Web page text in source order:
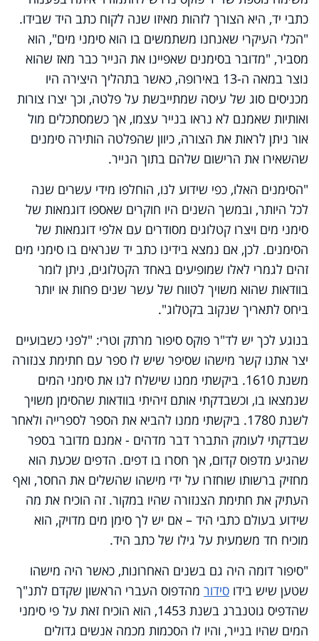
כתבי יד, היא הצורך לזהות מאיזו שנה לקוח כתב היד שבידו.
"הכלי העיקרי שאנחנו משתמשים בו הוא סימני מים", הוא
מסביר, "מדובר בסימנים שאפיינו את הנייר כבר מאז שהוא
נוצר במאה ה-13 באירופה, כאשר בתהליך היצירה היו
מכניסים סוג של עיסה שמתייבשת על פלטה, וכך יצרו צורות
ואותיות שאמנם לא נראו בנייר עצמו, אך כשמסתכלים מול
אור ניתן לראות את הצורה, כיוון שהפלטה הותירה סימנים
שהשאירו את הרישום שלהם בתוך הנייר.
"הסימנים האלו, כפי שידוע לנו, הוחלפו מידי עשרים שנה
לכל היותר, ובמשך השנים היו חוקרים שאספו דוגמאות של
סימני מים ויצרו קטלוגים מסודרים עם אלפי דוגמאות של
הסימנים. לכן, אם נמצא בידינו כתב יד שנראים בו סימני מים
זהים לגמרי לאלו שמופיעים באחד הקטלוגים, ניתן לומר
בוודאות שהוא משויך לטווח של עשר שנים פחות או יותר
ביחס לתאריך שנקוב בקטלוג".
בנוגע לכך יש לד"ר פוקס סיפור מרתק וטרי: "לפני כשבועיים
יצר אתנו קשר מישהו שסיפר שיש לו ספר עם חתימת צנזורה
משנת 1610. ביקשתי ממנו שישלח לנו את סימני המים
שנמצאו בו, וכשבדקתי אותם זיהיתי בוודאות שהסימן משויך
לשנת 1780. ביקשתי ממנו להביא את הספר לספרייה ולאחר
שבדקתי לעומק התברר דבר מדהים - אמנם מדובר בספר
שהגיע מדפוס קדום, אך חסרו בו דפים. הדפים שכעת הוא
מחזיק ברשותו שוחזרו על ידי מישהו שהשלים את החסר, ואף
העתיק את חתימת הצנזורה שהיו במקור. זה הוכיח את מה
שידוע בעולם כתבי היד – אם יש לך סימן מים מדויק, הוא
מוכיח חד משמעית על גילו של כתב היד.
"סיפור דומה היה גם בשנים האחרונות, כאשר היה מישהו
שטען שיש בידו סידור מהדפוס העברי הראשון שקדם לתנ"ך
שהדפיס גוטנברג בשנת 1453, הוא הוכיח זאת על פי סימני
המים שהיו בנייר, והיו לו הסכמות מכמה אנשים גדולים